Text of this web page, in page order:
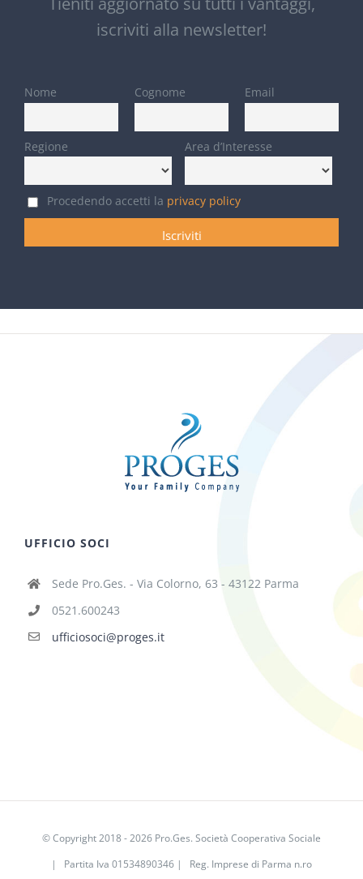
iscriviti alla newsletter!
Nome Cognome Email
Regione Area d’Interesse
Procedendo accetti la privacy policy
UFFICIO SOCI
Sede Pro.Ges. - Via Colorno, 63 - 43122 Parma
0521.600243
ufficiosoci@proges.it
© Copyright 2018 -2026 Pro.Ges. Società Cooperativa Sociale
| Partita Iva 01534890346 | Reg. Imprese di Parma n.ro